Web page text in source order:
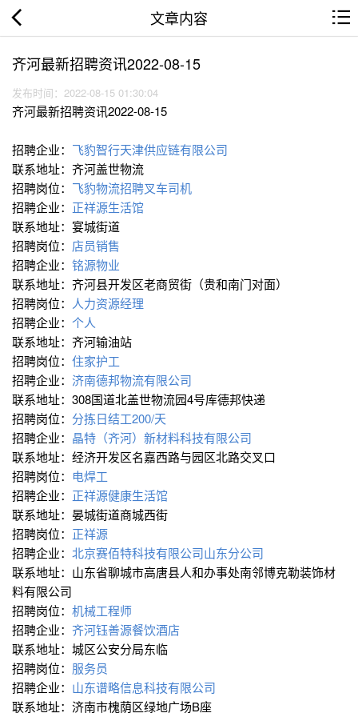
文章内容
齐河最新招聘资讯2022-08-15
发布时间：2022-08-15 01:30:04
齐河最新招聘资讯2022-08-15
招聘企业： 飞豹智行天津供应链有限公司
联系地址：齐河盖世物流
招聘岗位： 飞豹物流招聘叉车司机
招聘企业： 正祥源生活馆
联系地址：宴城街道
招聘岗位： 店员销售
招聘企业： 铭源物业
联系地址：齐河县开发区老商贸街（贵和南门对面）
招聘岗位： 人力资源经理
招聘企业： 个人
联系地址：齐河输油站
招聘岗位： 住家护工
招聘企业： 济南德邦物流有限公司
联系地址：308国道北盖世物流园4号库德邦快递
招聘岗位： 分拣日结工200/天
招聘企业： 晶特（齐河）新材料科技有限公司
联系地址：经济开发区名嘉西路与园区北路交叉口
招聘岗位： 电焊工
招聘企业： 正祥源健康生活馆
联系地址：晏城街道商城西街
招聘岗位： 正祥源
招聘企业： 北京赛佰特科技有限公司山东分公司
联系地址：山东省聊城市高唐县人和办事处南邻博克勒装饰材
料有限公司
招聘岗位： 机械工程师
招聘企业： 齐河钰善源餐饮酒店
联系地址：城区公安分局东临
招聘岗位： 服务员
招聘企业： 山东谱略信息科技有限公司
联系地址：济南市槐荫区绿地广场B座